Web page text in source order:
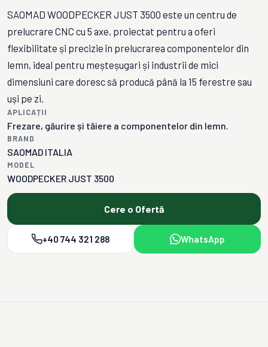
SAOMAD WOODPECKER JUST 3500 este un centru de
prelucrare CNC cu 5 axe, proiectat pentru a oferi
flexibilitate și precizie în prelucrarea componentelor din
lemn, ideal pentru meșteșugari și industrii de mici
dimensiuni care doresc să producă până la 15 ferestre sau
uși pe zi.
APLICAȚII
Frezare, găurire și tăiere a componentelor din lemn.
BRAND
SAOMAD ITALIA
MODEL
WOODPECKER JUST 3500
Cere o Ofertă
+40 744 321 288 WhatsApp